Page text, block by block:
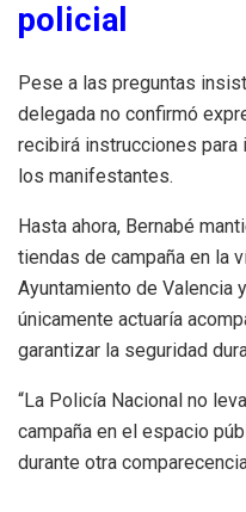
policial
Pese a las preguntas
delegada no confirmó
recibirá instrucciones para
los manifestantes.
Hasta ahora, Bernabé
tiendas de campaña en la
Ayuntamiento de Valencia
únicamente actuaría
garantizar la seguridad
“La Policía Nacional no
campaña en el espacio
durante otra